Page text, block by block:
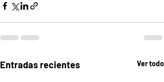
Entradas recientes Ver todo